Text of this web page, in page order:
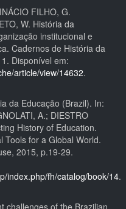
FILHO, G.
W. História da
institucional e
Cadernos de História da
Disponível em:
article/view/14632.
da Educação (Brazil). In:
A.; DIESTRO
History of Education.
Tools for a Global World.
2015, p.19-29.
index.php/fh/catalog/book/14.
challenges of the Brazilian